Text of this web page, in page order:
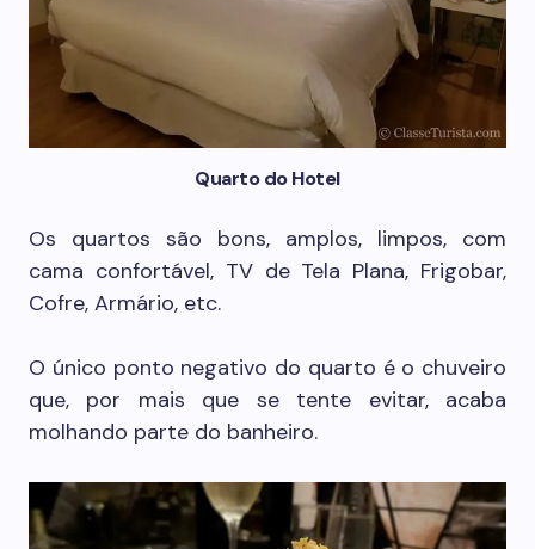
Quarto do Hotel
Os quartos são bons, amplos, limpos, com
cama confortável, TV de Tela Plana, Frigobar,
Cofre, Armário, etc.
O único ponto negativo do quarto é o chuveiro
que, por mais que se tente evitar, acaba
molhando parte do banheiro.